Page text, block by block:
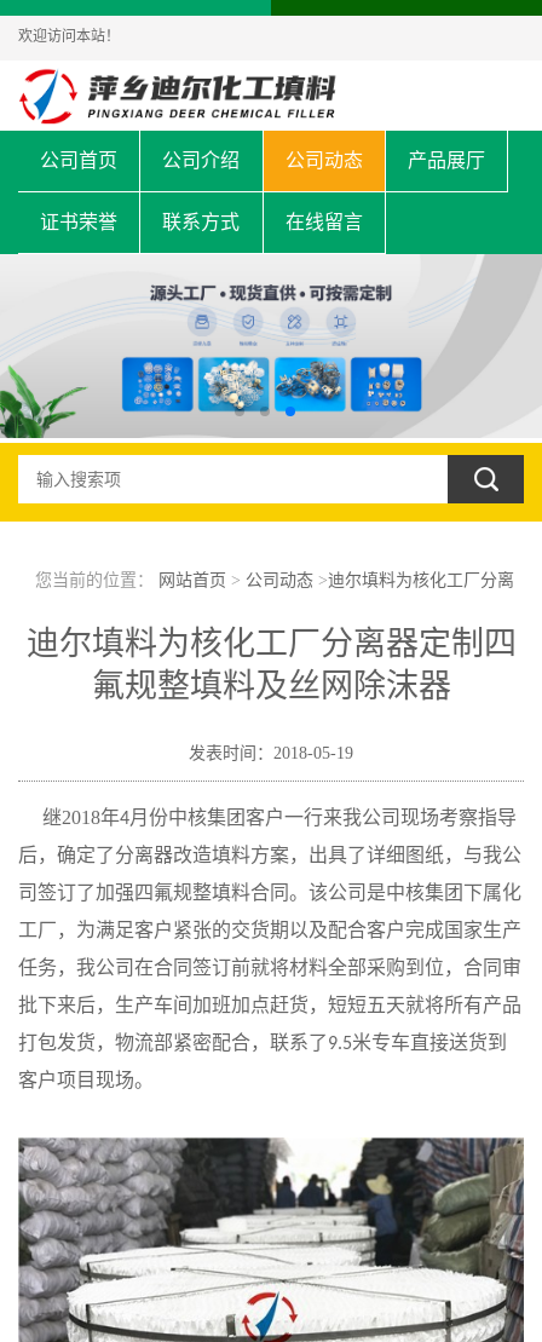
欢迎访问本站！
公司首页 公司介绍 公司动态 产品展厅
证书荣誉 联系方式 在线留言
您当前的位置： 网站首页 > 公司动态>迪尔填料为核化工厂分离
器定制四氟规整填料及丝网除沫器
迪尔填料为核化工厂分离器定制四
氟规整填料及丝网除沫器
发表时间：2018-05-19
继2018年4月份中核集团客户一行来我公司现场考察指导
后，确定了分离器改造填料方案，出具了详细图纸，与我公
司签订了加强四氟规整填料合同。该公司是中核集团下属化
工厂，为满足客户紧张的交货期以及配合客户完成国家生产
任务，我公司在合同签订前就将材料全部采购到位，合同审
批下来后，生产车间加班加点赶货，短短五天就将所有产品
打包发货，物流部紧密配合，联系了9.5米专车直接送货到
客户项目现场。